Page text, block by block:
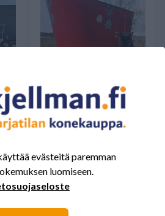
Peecon 32 m3 2013
evästeitä paremman
luomiseen.